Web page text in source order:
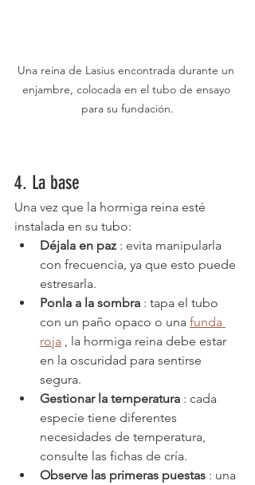
Una reina de Lasius encontrada durante un
enjambre, colocada en el tubo de ensayo
para su fundación.
4. La base
Una vez que la hormiga reina esté
instalada en su tubo:
Déjala en paz : evita manipularla
con frecuencia, ya que esto puede
estresarla.
Ponla a la sombra : tapa el tubo
con un paño opaco o una funda
roja , la hormiga reina debe estar
en la oscuridad para sentirse
segura.
Gestionar la temperatura : cada
especie tiene diferentes
necesidades de temperatura,
consulte las fichas de cría.
Observe las primeras puestas : una